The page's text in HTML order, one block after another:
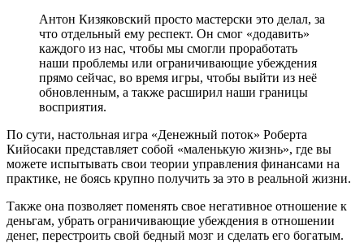
Антон Кизяковский просто мастерски это делал, за
что отдельный ему респект. Он смог «додавить»
каждого из нас, чтобы мы смогли проработать
наши проблемы или ограничивающие убеждения
прямо сейчас, во время игры, чтобы выйти из неё
обновленным, а также расширил наши границы
восприятия.
По сути, настольная игра «Денежный поток» Роберта
Кийосаки представляет собой «маленькую жизнь», где вы
можете испытывать свои теории управления финансами на
практике, не боясь крупно получить за это в реальной жизни.
Также она позволяет поменять свое негативное отношение к
деньгам, убрать ограничивающие убеждения в отношении
денег, перестроить свой бедный мозг и сделать его богатым.